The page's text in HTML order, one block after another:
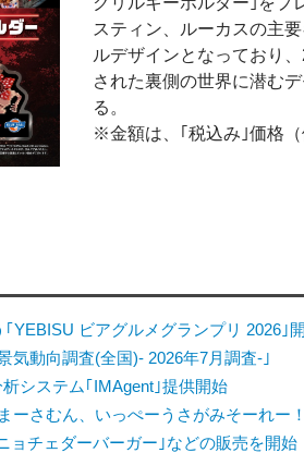
スティン、ルーカスの主
ルデザインとなっており
された裏側の世界に潜む
る。
※金額は、｢税込み｣価格（
YEBISU ビアグルメグランプリ 2026｣
気動向調査(全国)- 2026年7月調査-｣
システム｢IMAgent｣提供開始
ーさむん、いっぺーうさがみそーれー
ョチェダーバーガー｣などの販売を開始